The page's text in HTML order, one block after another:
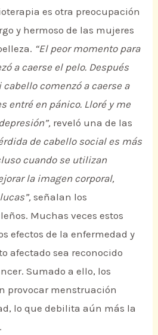
es otra preocupación
y hermoso de las mujeres
“El peor momento para
a caerse el pelo. Después
comenzó a caerse a
entré en pánico. Lloré y me
reveló una de las
de cabello social es más
cuando se utilizan
la imagen corporal,
señalan los
Muchas veces estos
efectos de la enfermedad y
afectado sea reconocido
Sumado a ello, los
provocar menstruación
lo que debilita aún más la